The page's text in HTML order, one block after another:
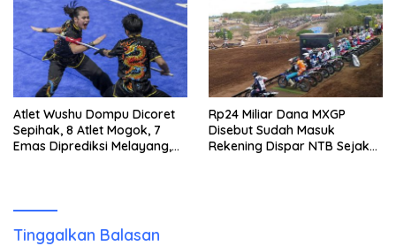
Atlet Wushu Dompu Dicoret
Sepihak, 8 Atlet Mogok, 7
Emas Diprediksi Melayang,
Rp24 Miliar Dana MXGP
Disebut Sudah Masuk
Rekening Dispar NTB Sejak
Tinggalkan Balasan